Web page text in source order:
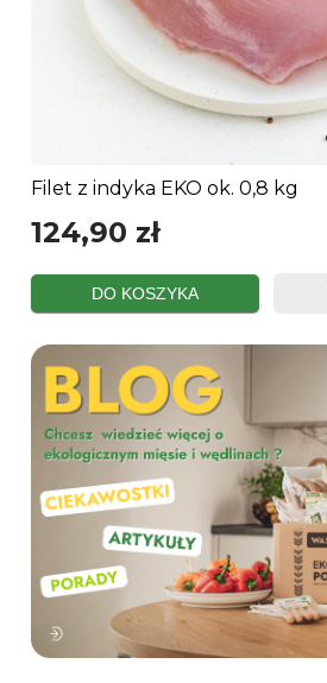
Filet z indyka EKO ok. 0,8 kg
124,90 zł
DO KOSZYKA